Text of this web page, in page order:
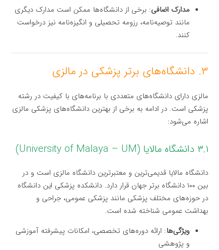
مدارک اضافی: برخی از دانشگاه‌ها ممکن است مدارک دیگری
مانند توصیه‌نامه، رزومه تحصیلی و انگیزه‌نامه نیز درخواست
کنند.
۳. دانشگاه‌های برتر پزشکی در مالزی
مالزی دارای دانشگاه‌های متعددی با برنامه‌های با کیفیت در رشته
پزشکی است. در ادامه به برخی از بهترین دانشگاه‌های پزشکی مالزی
اشاره می‌شود:
۳.۱ دانشگاه مالایا (University of Malaya – UM)
دانشگاه مالایا قدیمی‌ترین و معتبرترین دانشگاه مالزی است و در
بین ۱۰۰ دانشگاه برتر جهان قرار دارد. دانشکده پزشکی این دانشگاه
در حوزه‌های مختلف پزشکی مانند پزشکی عمومی، جراحی و
بهداشت عمومی شناخته شده است.
ویژگی‌ها: ارائه دوره‌های تخصصی، امکانات پیشرفته آموزشی
و پژوهشی